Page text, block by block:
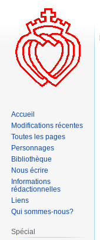
Accueil
Modifications récentes
Toutes les pages
Personnages
Bibliothèque
Nous écrire
Informations
rédactionnelles
Liens
Qui sommes-nous?
Spécial